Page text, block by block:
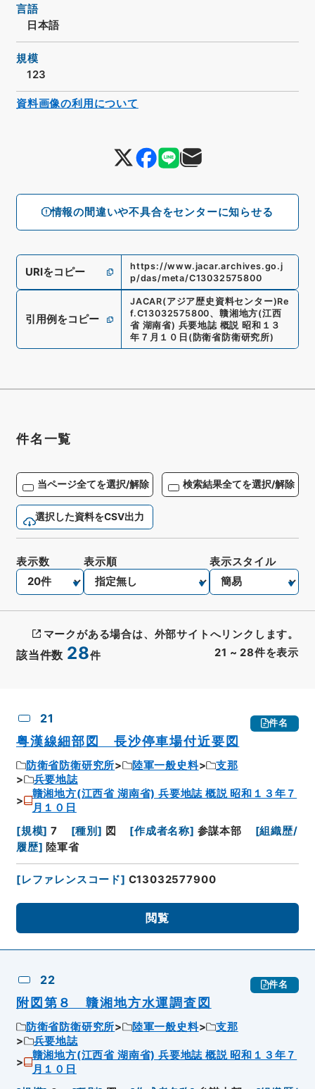
情報の間違いや不具合をセンターに知らせる
言語
日本語
規模
123
URIをコピー
https://www.jacar.archives.go.j
p/das/meta/C13032575800
引用例をコピー
JACAR(アジア歴史資料センター)Re
f.C13032575800、 贛湘地方(江西
省 湖南省) 兵要地誌 概説 昭和１３
年７月１０日 ( 防衛省防衛研究所)
資料画像の利用について
件名一覧
当ページ全てを選択/解除 検索結果全てを選択/解除
選択した資料をCSV出力
該当件数 28件 21 ~ 28件を表示
表示数 表示順 表示スタイル
マークがある場合は、外部サイトへリンクします。
21 件名
粤漢線細部図 長沙停車場付近要図
防衛省防衛研究所 陸軍一般史料
支那
兵要地誌
贛湘地方(江西省 湖南省) 兵要地誌 概説 昭和１３年７
月１０日
[規模] 7 [種別 ] 図 [作成者名称] 参謀本部 [組織歴/
履歴] 陸軍省
[レファレンスコード] C13032577900
閲覧
22 件名
附図第８ 贛湘地方水運調査図
防衛省防衛研究所 陸軍一般史料
支那
兵要地誌
贛湘地方(江西省 湖南省) 兵要地誌 概説 昭和１３年７
月１０日